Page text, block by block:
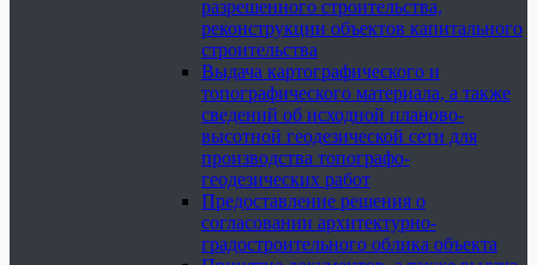
разрешенного строительства,
реконструкции объектов капитального
строительства
Выдача картографического и
топографического материала, а также
сведений об исходной планово-
высотной геодезической сети для
производства топографо-
геодезических работ
Предоставление решения о
согласовании архитектурно-
градостроительного облика объекта